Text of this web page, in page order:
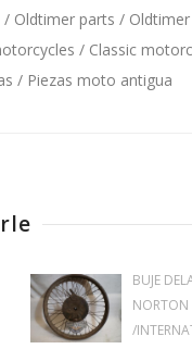
Oldtimer parts /
/ Classic
/ Piezas moto antigua
BUJE
/